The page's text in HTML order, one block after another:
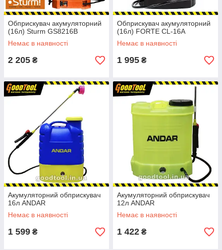
Обприскувач акумуляторний
(16л) Sturm GS8216B
Немає в наявності
2 205 ₴
Обприскувач акумуляторний
(16л) FORTE CL-16A
Немає в наявності
1 995 ₴
Акумуляторний обприскувач
16л ANDAR
Немає в наявності
1 599 ₴
Акумуляторний обприскувач
12л ANDAR
Немає в наявності
1 422 ₴